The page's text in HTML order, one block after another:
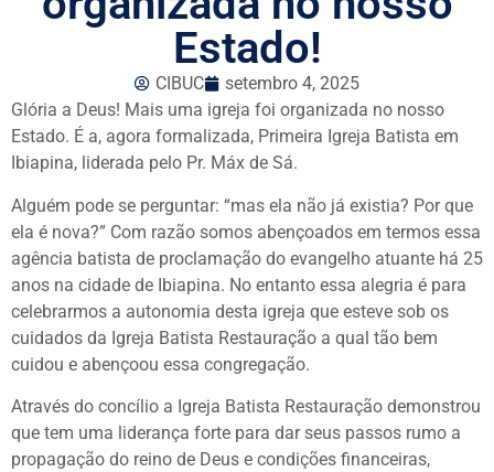
Estado!
CIBUC
setembro 4, 2025
Glória a Deus! Mais uma igreja foi organizada no nosso
Estado. É a, agora formalizada, Primeira Igreja Batista em
Ibiapina, liderada pelo Pr. Máx de Sá.
Alguém pode se perguntar: “mas ela não já existia? Por que
ela é nova?” Com razão somos abençoados em termos essa
agência batista de proclamação do evangelho atuante há 25
anos na cidade de Ibiapina. No entanto essa alegria é para
celebrarmos a autonomia desta igreja que esteve sob os
cuidados da Igreja Batista Restauração a qual tão bem
cuidou e abençoou essa congregação.
Através do concílio a Igreja Batista Restauração demonstrou
que tem uma liderança forte para dar seus passos rumo a
propagação do reino de Deus e condições financeiras,